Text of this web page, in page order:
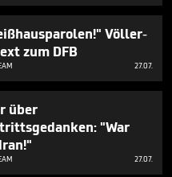
Völler-
zum DFB
27.07.
über
"War
27.07.